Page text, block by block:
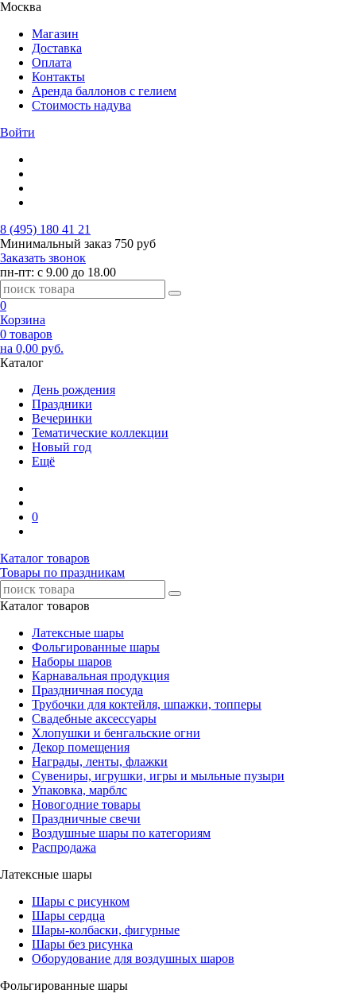
Москва
Магазин
Доставка
Оплата
Контакты
Аренда баллонов с гелием
Стоимость надува
Войти
8 (495) 180 41 21
Минимальный заказ 750 руб
Заказать звонок
пн-пт: с 9.00 до 18.00
0
Корзина
0 товаров
на 0,00 руб.
Каталог
День рождения
Праздники
Вечеринки
Тематические коллекции
Новый год
Ещё
0
Каталог товаров
Товары по праздникам
Каталог товаров
Латексные шары
Фольгированные шары
Наборы шаров
Карнавальная продукция
Праздничная посуда
Трубочки для коктейля, шпажки, топперы
Свадебные аксессуары
Хлопушки и бенгальские огни
Декор помещения
Награды, ленты, флажки
Сувениры, игрушки, игры и мыльные пузыри
Упаковка, марблс
Новогодние товары
Праздничные свечи
Воздушные шары по категориям
Распродажа
Латексные шары
Шары с рисунком
Шары сердца
Шары-колбаски, фигурные
Шары без рисунка
Оборудование для воздушных шаров
Фольгированные шары